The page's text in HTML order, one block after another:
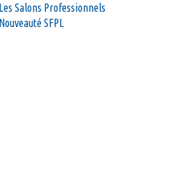
Les Salons Professionnels
Nouveauté SFPL